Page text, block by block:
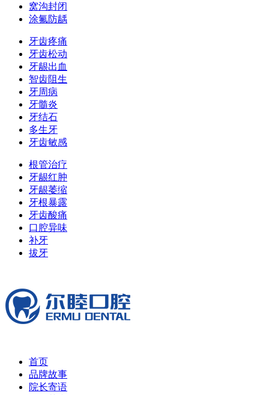
窝沟封闭
涂氟防龋
牙齿疼痛
牙齿松动
牙龈出血
智齿阻生
牙周病
牙髓炎
牙结石
多生牙
牙齿敏感
根管治疗
牙龈红肿
牙龈萎缩
牙根暴露
牙齿酸痛
口腔异味
补牙
拔牙
首页
品牌故事
院长寄语